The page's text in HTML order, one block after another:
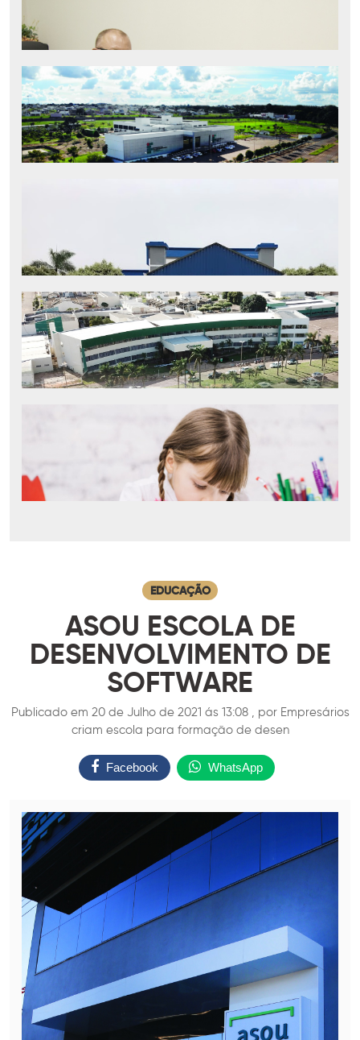
EDUCAÇÃO
ASOU ESCOLA DE
DESENVOLVIMENTO DE
SOFTWARE
Publicado em 20 de Julho de 2021 ás 13:08 , por Empresários
criam escola para formação de desen
Facebook WhatsApp